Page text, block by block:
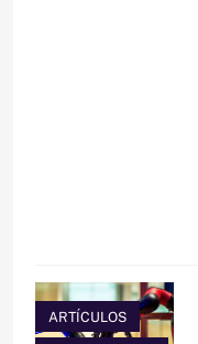
ARTÍCULOS